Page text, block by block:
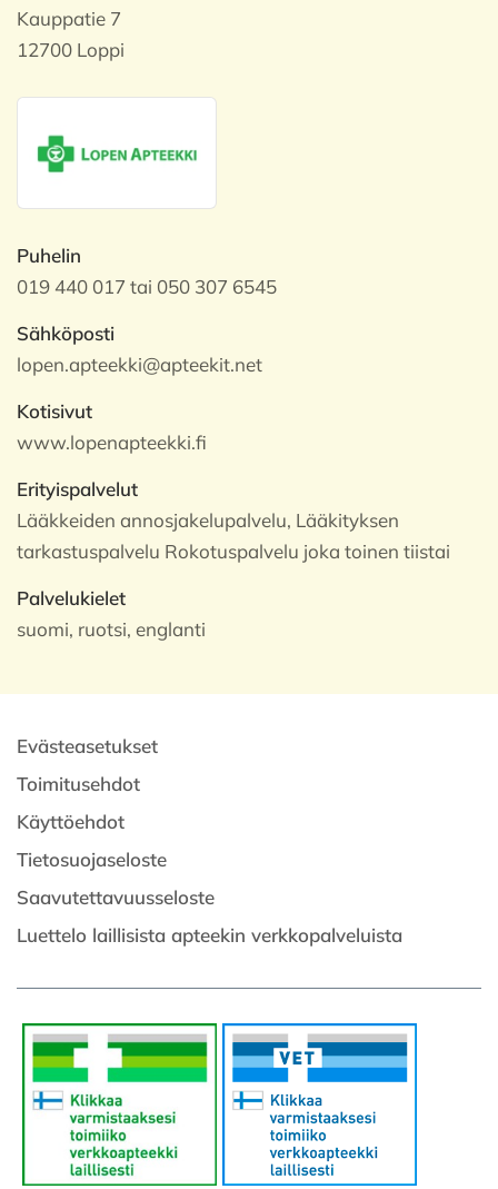
Kauppatie 7
12700 Loppi
Puhelin
019 440 017 tai 050 307 6545
Sähköposti
lopen.apteekki@apteekit.net
Kotisivut
www.lopenapteekki.fi
Erityispalvelut
Lääkkeiden annosjakelupalvelu, Lääkityksen
tarkastuspalvelu Rokotuspalvelu joka toinen tiistai
Palvelukielet
suomi, ruotsi, englanti
Evästeasetukset
Toimitusehdot
Käyttöehdot
Tietosuojaseloste
Saavutettavuusseloste
Luettelo laillisista apteekin verkkopalveluista